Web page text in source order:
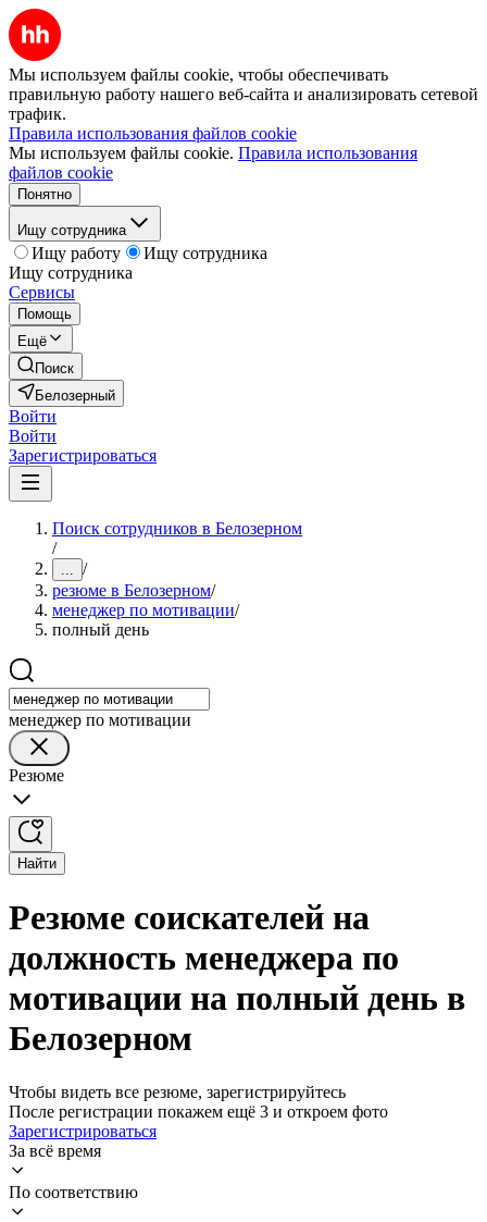
Мы используем файлы cookie, чтобы обеспечивать
правильную работу нашего веб-сайта и анализировать сетевой
трафик.
Правила использования файлов cookie
Мы используем файлы cookie. Правила использования
файлов cookie
Понятно
Ищу сотрудника
Ищу работу
Ищу сотрудника
Ищу сотрудника
Сервисы
Помощь
Ещё
Поиск
Белозерный
Войти
Войти
Зарегистрироваться
Поиск сотрудников в Белозерном
/
... /
резюме в Белозерном/
менеджер по мотивации/
полный день
менеджер по мотивации
Резюме
Найти
Резюме соискателей на
должность менеджера по
мотивации на полный день в
Белозерном
Чтобы видеть все резюме, зарегистрируйтесь
После регистрации покажем ещё 3 и откроем фото
Зарегистрироваться
За всё время
По соответствию